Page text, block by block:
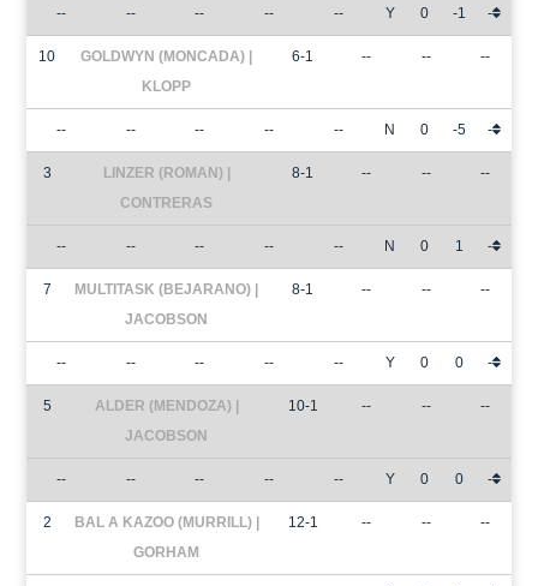
-- -- -- -- -- Y 0 -1 -
10
GOLDWYN (MONCADA) |
KLOPP
6-1 -- -- --
-- -- -- -- -- N 0 -5 -
3
LINZER (ROMAN) |
CONTRERAS
8-1 -- -- --
-- -- -- -- -- N 0 1 -
7
MULTITASK (BEJARANO) |
JACOBSON
8-1 -- -- --
-- -- -- -- -- Y 0 0 -
5
ALDER (MENDOZA) |
JACOBSON
10-1 -- -- --
-- -- -- -- -- Y 0 0 -
2
BAL A KAZOO (MURRILL) |
GORHAM
12-1 -- -- --